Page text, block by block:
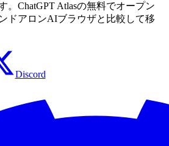
。ChatGPT Atlasの無料でオープン
ドアロンAIブラウザと比較して移
Discord